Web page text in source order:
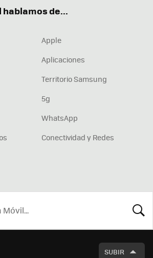
hablamos de...
Apple
Aplicaciones
Territorio Samsung
5g
WhatsApp
Conectividad y Redes
SUBIR